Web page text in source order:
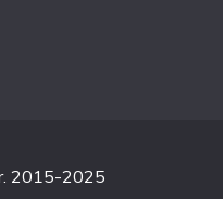
2015-2025